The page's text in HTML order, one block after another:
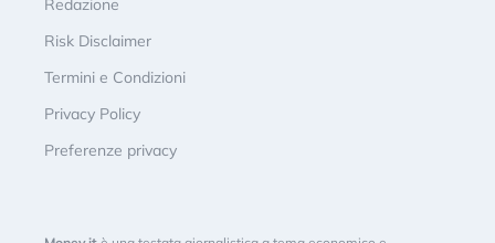
Redazione
Risk Disclaimer
Termini e Condizioni
Privacy Policy
Preferenze privacy